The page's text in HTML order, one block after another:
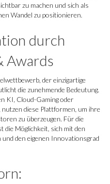
zu machen und sich als
Wandel zu positionieren.
durch
Awards
der einzigartige
die zunehmende Bedeutung.
KI, Cloud-Gaming oder
diese Plattformen, um ihre
zu überzeugen. Für die
die Möglichkeit, sich mit den
den eigenen Innovationsgrad